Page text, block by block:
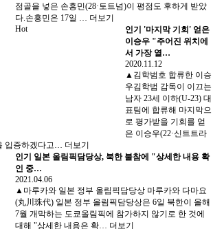
점골을 넣은 손흥민(28·토트넘)이 평점도 후하게 받았
다.손흥민은 17일 … 더보기
Hot
인기 '마지막 기회' 얻은
이승우 "주어진 위치에
서 가장 열…
2020.11.12
▲김학범호 합류한 이승
우김학범 감독이 이끄는
남자 23세 이하(U-23) 대
표팀에 합류해 마지막으
로 평가받을 기회를 얻
은 이승우(22·신트트라
입증하겠다고… 더보기
인기 일본 올림픽담당상, 북한 불참에 "상세한 내용 확
인 중…
2021.04.06
▲마루카와 일본 정부 올림픽담당상 마루카와 다마요
(丸川珠代) 일본 정부 올림픽담당상은 6일 북한이 올해
7월 개막하는 도쿄올림픽에 참가하지 않기로 한 것에
대해 "상세한 내용은 확… 더보기